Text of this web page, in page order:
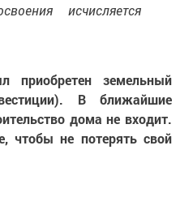
исчисляется
земельный
В ближайшие
дома не входит.
чтобы не потерять свой